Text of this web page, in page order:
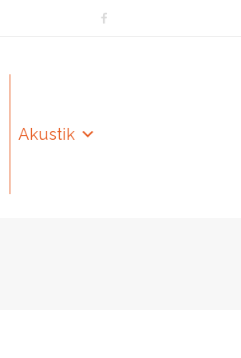
Akustik